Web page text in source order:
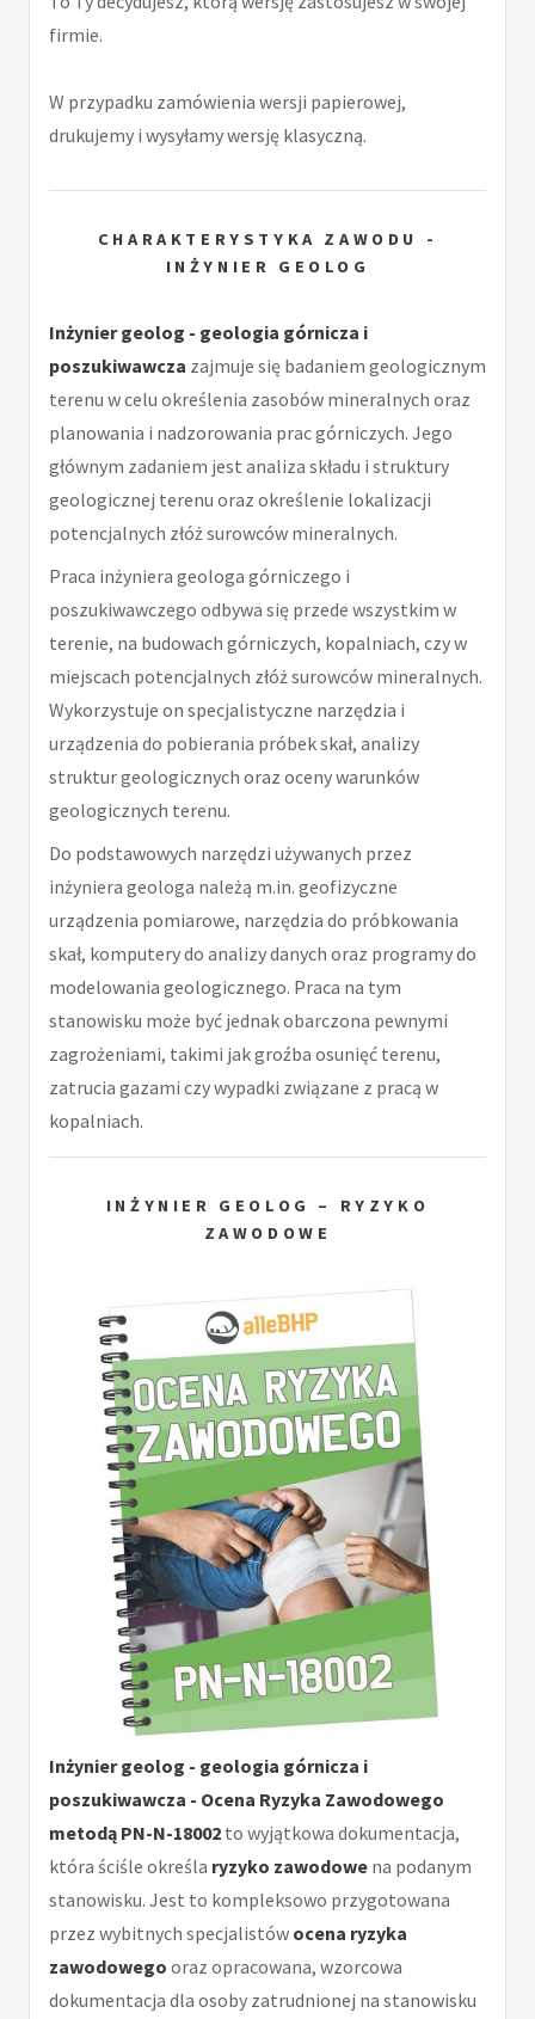
firmie.
W przypadku zamówienia wersji papierowej,
drukujemy i wysyłamy wersję klasyczną.
CHARAKTERYSTYKA ZAWODU -
INŻYNIER GEOLOG
Inżynier geolog - geologia górnicza i
poszukiwawcza zajmuje się badaniem geologicznym
terenu w celu określenia zasobów mineralnych oraz
planowania i nadzorowania prac górniczych. Jego
głównym zadaniem jest analiza składu i struktury
geologicznej terenu oraz określenie lokalizacji
potencjalnych złóż surowców mineralnych.
Praca inżyniera geologa górniczego i
poszukiwawczego odbywa się przede wszystkim w
terenie, na budowach górniczych, kopalniach, czy w
miejscach potencjalnych złóż surowców mineralnych.
Wykorzystuje on specjalistyczne narzędzia i
urządzenia do pobierania próbek skał, analizy
struktur geologicznych oraz oceny warunków
geologicznych terenu.
Do podstawowych narzędzi używanych przez
inżyniera geologa należą m.in. geofizyczne
urządzenia pomiarowe, narzędzia do próbkowania
skał, komputery do analizy danych oraz programy do
modelowania geologicznego. Praca na tym
stanowisku może być jednak obarczona pewnymi
zagrożeniami, takimi jak groźba osunięć terenu,
zatrucia gazami czy wypadki związane z pracą w
kopalniach.
INŻYNIER GEOLOG – RYZYKO
ZAWODOWE
Inżynier geolog - geologia górnicza i
poszukiwawcza - Ocena Ryzyka Zawodowego
metodą PN-N-18002 to wyjątkowa dokumentacja,
która ściśle określa ryzyko zawodowe na podanym
stanowisku. Jest to kompleksowo przygotowana
przez wybitnych specjalistów ocena ryzyka
zawodowego oraz opracowana, wzorcowa
dokumentacja dla osoby zatrudnionej na stanowisku